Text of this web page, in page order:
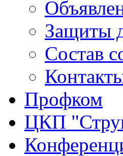
Защиты
Состав
Профком
ЦКП